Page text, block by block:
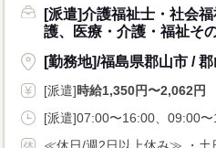
[派遣]介護福祉士・社会
護、医療・介護・福祉そ
[勤務地]/福島県郡山市 / 郡
[派遣]時給1,350円〜2,062円
[派遣]07:00〜16:00、09:00
≪休日/週2日以上休み≫ ・土